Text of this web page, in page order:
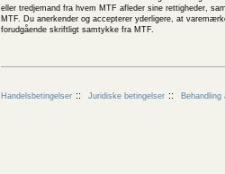
eller tredjemand fra hvem MTF afleder sine rettigheder,
MTF. Du anerkender og accepterer yderligere, at
forudgående skriftligt samtykke fra MTF.
Handelsbetingelser Juridiske betingelser Behandling